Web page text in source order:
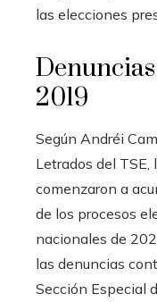
las elecciones
2019
Según Andréi
Letrados del
comenzaron a
de los procesos
nacionales de
las denuncias
Sección Especial